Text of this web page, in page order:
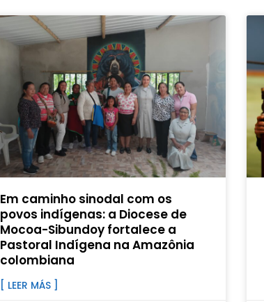
Em caminho sinodal com os
povos indígenas: a Diocese de
Mocoa-Sibundoy fortalece a
Pastoral Indígena na Amazônia
colombiana
[ LEER MÁS ]